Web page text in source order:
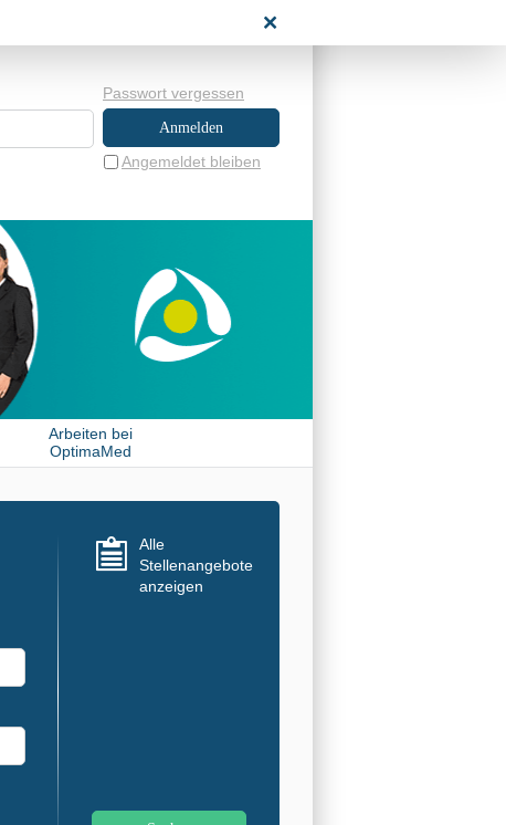
Angemeldet bleiben
Passwort vergessen
Arbeiten bei
OptimaMed
Alle
Stellenangebote
anzeigen